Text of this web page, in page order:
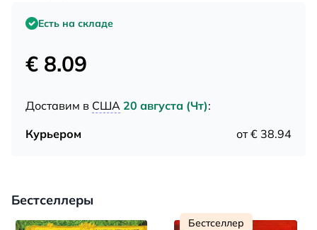
Есть на складе
€ 8.09
Доставим в США 20 августа (Чт):
Курьером
от € 38.94
Бестселлеры
Бестселлер